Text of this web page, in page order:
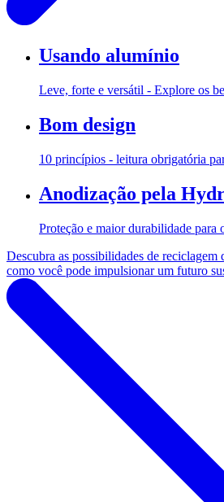
Usando alumínio
Leve, forte e versátil - Explore os
Bom design
10 princípios - leitura obrigatória
Anodização pela
Proteção e maior durabilidade para
Descubra as possibilidades de
como você pode impulsionar um futuro